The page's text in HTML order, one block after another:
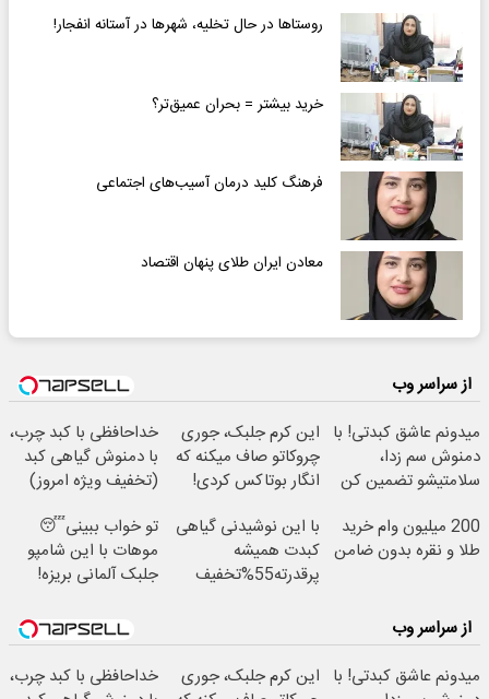
روستاها در حال تخلیه، شهرها در آستانه انفجار!
خرید بیشتر = بحران عمیق‌تر؟
فرهنگ کلید درمان آسیب‌های اجتماعی
معادن ایران طلای پنهان اقتصاد
از سراسر وب
میدونم عاشق کبدتی! با
دمنوش سم زدا،
سلامتیشو تضمین کن
این کرم جلبک، جوری
چروکاتو صاف میکنه که
انگار بوتاکس کردی!
خداحافظی با کبد چرب،
با دمنوش گیاهی کبد
(تخفیف ویژه امروز)
200 میلیون وام خرید
طلا و نقره بدون ضامن
با این نوشیدنی گیاهی
کبدت همیشه
پرقدرته55%تخفیف
تو خواب ببینی😴
موهات با این شامپو
جلبک آلمانی بریزه!
از سراسر وب
میدونم عاشق کبدتی! با این کرم جلبک، جوری
خداحافظی با کبد چرب،